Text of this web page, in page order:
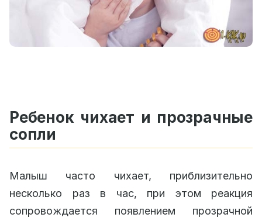
Ребенок чихает и прозрачные
сопли
Малыш часто чихает, приблизительно
несколько раз в час, при этом реакция
сопровождается появлением прозрачной